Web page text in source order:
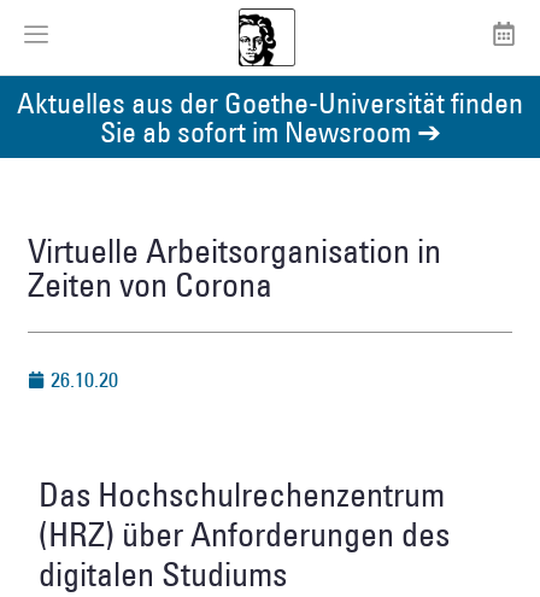
Aktuelles aus der Goethe-Universität finden
Sie ab sofort im Newsroom ➔
Virtuelle Arbeitsorganisation in
Zeiten von Corona
26.10.20
Das Hochschulrechenzentrum
(HRZ) über Anforderungen des
digitalen Studiums